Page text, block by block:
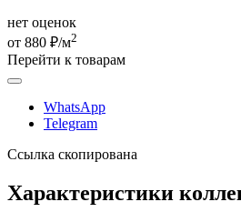
нет оценок
от 880 ₽/м2
Перейти к товарам
WhatsApp
Telegram
Ссылка скопирована
Характеристики